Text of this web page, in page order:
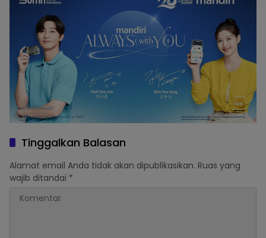
Tinggalkan Balasan
Alamat email Anda tidak akan dipublikasikan. Ruas yang
wajib ditandai *